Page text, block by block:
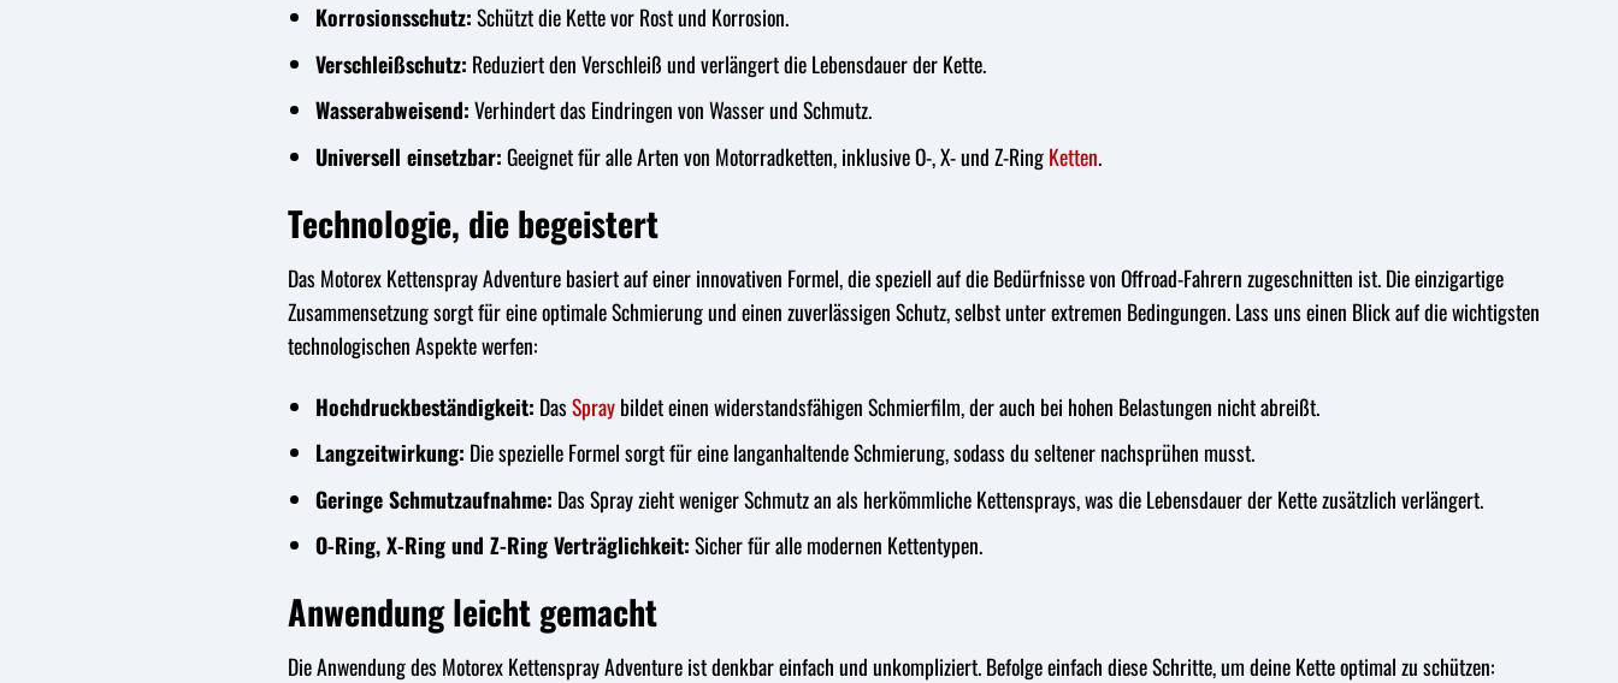
Korrosionsschutz:Schützt die Kette vor Rost und Korrosion.
Verschleißschutz: Reduziert den Verschleiß und verlängert die Lebensdauer der Kette.
Wasserabweisend:Verhindert das Eindringen von Wasser und Schmutz.
Universell einsetzbar:Geeignet für alle Arten von Motorradketten, inklusive O-, X- und Z-RingKetten.
Technologie, die begeistert
Das Motorex Kettenspray Adventure basiert auf einer innovativen Formel, die speziell auf die Bedürfnisse von Offroad-Fahrern zugeschnitten ist. Die einzigartige
Zusammensetzung sorgt für eine optimale Schmierung und einen zuverlässigen Schutz, selbst unter extremen Bedingungen. Lass uns einen Blick auf die wichtigsten
technologischen Aspekte werfen:
Hochdruckbeständigkeit: DasSpraybildet einen widerstandsfähigen Schmierfilm, der auch bei hohen Belastungen nicht abreißt.
Langzeitwirkung: Die spezielle Formel sorgt für eine langanhaltende Schmierung, sodass du seltener nachsprühen musst.
Geringe Schmutzaufnahme: Das Spray zieht weniger Schmutz an als herkömmliche Kettensprays, was die Lebensdauer der Kette zusätzlich verlängert.
O-Ring, X-Ring und Z-Ring Verträglichkeit:Sicher für alle modernen Kettentypen.
Anwendung leicht gemacht
Die Anwendung des Motorex Kettenspray Adventure ist denkbar einfach und unkompliziert. Befolge einfach diese Schritte, um deine Kette optimal zu schützen: